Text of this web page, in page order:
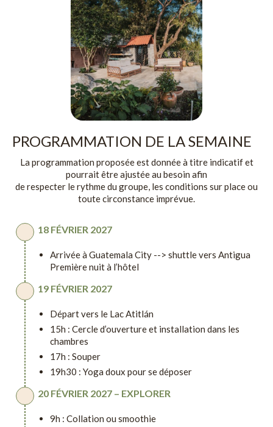
PROGRAMMATION DE LA SEMAINE
La programmation proposée est donnée à titre indicatif et
pourrait être ajustée au besoin afin
de respecter le rythme du groupe, les conditions sur place ou
toute circonstance imprévue.
18 FÉVRIER 2027
Arrivée à Guatemala City --> shuttle vers Antigua
Première nuit à l’hôtel
19 FÉVRIER 2027
Départ vers le Lac Atitlán
15h : Cercle d’ouverture et installation dans les
chambres
17h : Souper
19h30 : Yoga doux pour se déposer
20 FÉVRIER 2027 – EXPLORER
9h : Collation ou smoothie